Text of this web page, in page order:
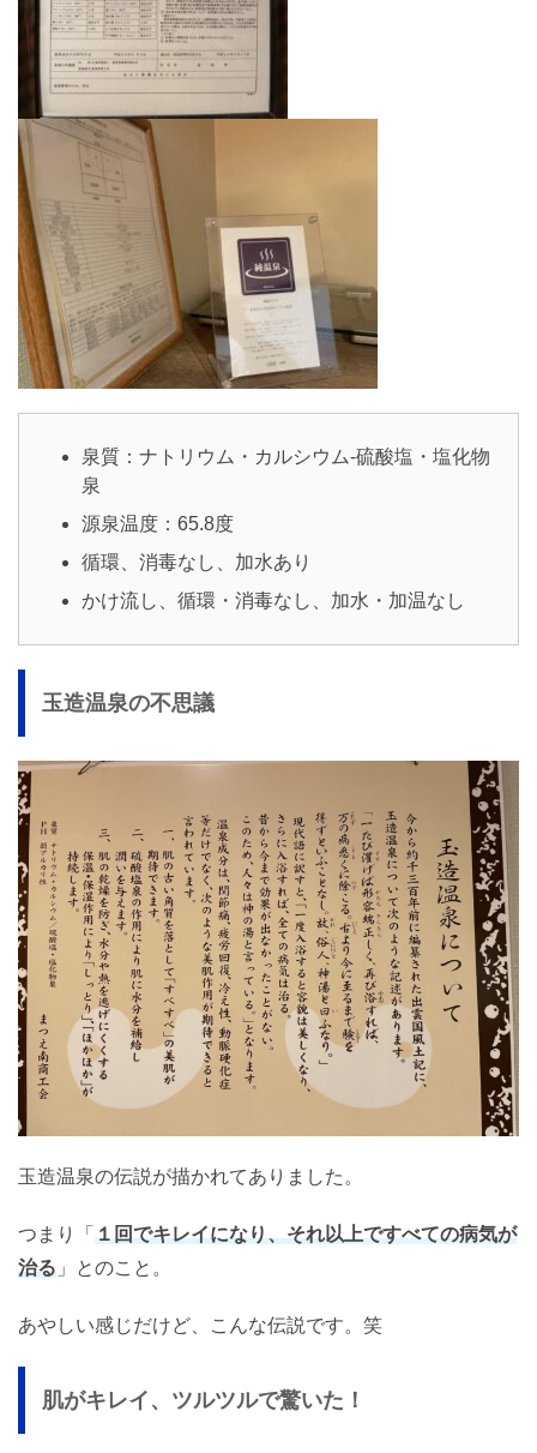
泉質：ナトリウム・カルシウム-硫酸塩・塩化物
泉
源泉温度：65.8度
循環、消毒なし、加水あり
かけ流し、循環・消毒なし、加水・加温なし
玉造温泉の不思議
玉造温泉の伝説が描かれてありました。
つまり「 １回でキレイになり、それ以上ですべての病気が
治る 」とのこと。
あやしい感じだけど、こんな伝説です。笑
肌がキレイ、ツルツルで驚いた！